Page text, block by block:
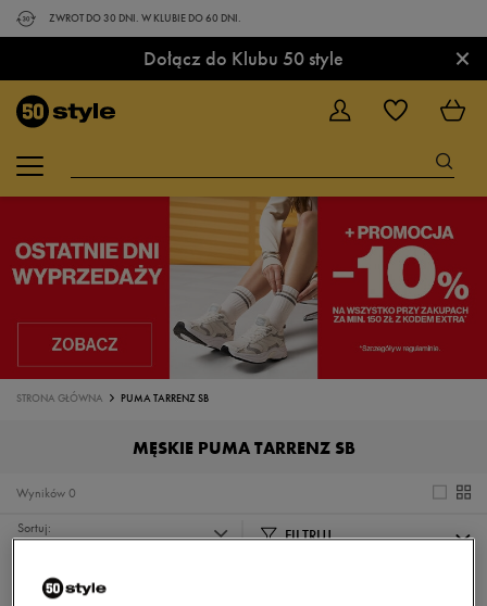
ZWROT DO 30 DNI. W KLUBIE DO 60 DNI.
Dołącz do Klubu 50 style ×
STRONA GŁÓWNA PUMA TARRENZ SB
MĘSKIE PUMA TARRENZ SB
0
Wyników
Sortuj:
REKOMENDOWANE
FILTRUJ